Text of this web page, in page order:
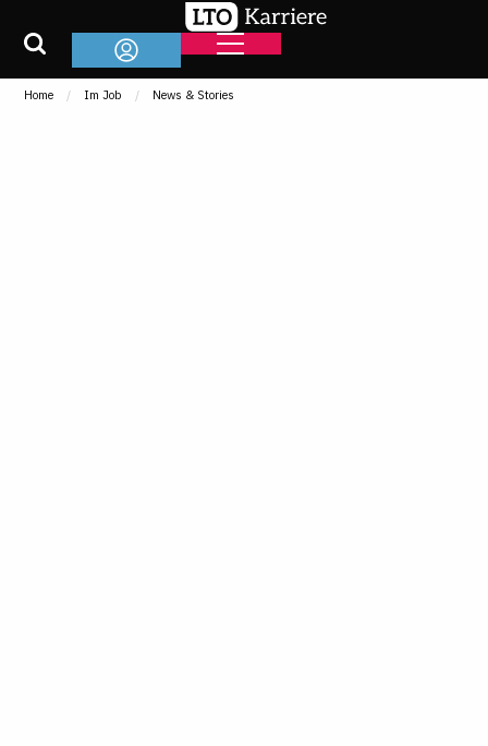
Home Im Job News & Stories